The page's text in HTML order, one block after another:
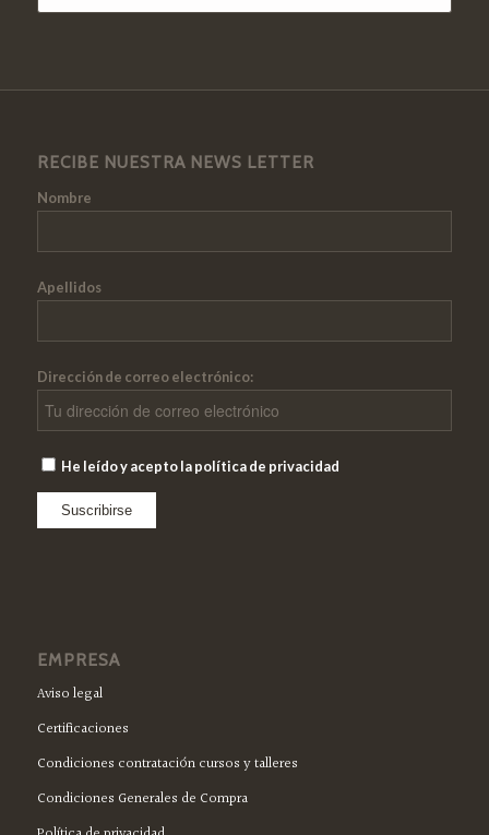
RECIBE NUESTRA NEWS LETTER
Nombre
Apellidos
Dirección de correo electrónico:
He leído y acepto la política de privacidad
EMPRESA
Aviso legal
Certificaciones
Condiciones contratación cursos y talleres
Condiciones Generales de Compra